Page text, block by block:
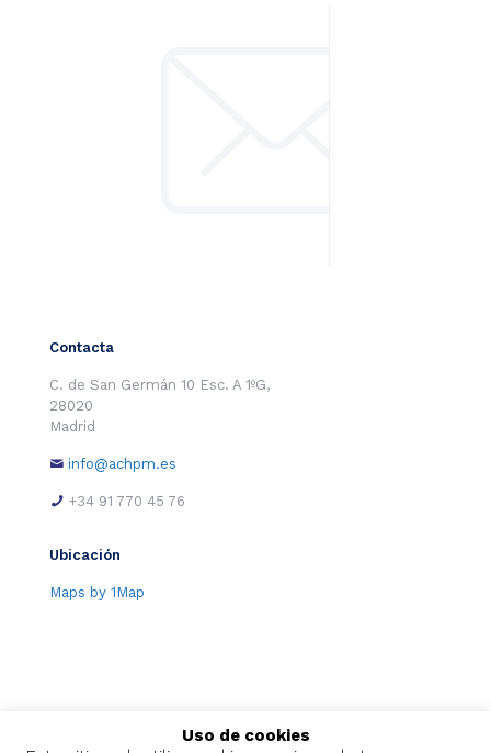
Contacta
C. de San Germán 10 Esc. A 1ºG,
28020
Madrid
info@achpm.es
+34 91 770 45 76
Ubicación
Maps by 1Map
Uso de cookies